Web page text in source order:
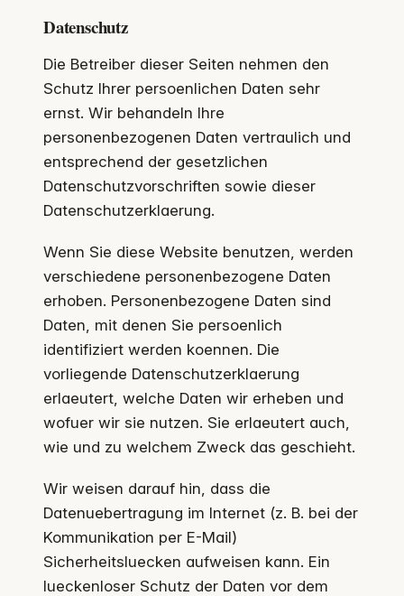
Datenschutz
Die Betreiber dieser Seiten nehmen den
Schutz Ihrer persoenlichen Daten sehr
ernst. Wir behandeln Ihre
personenbezogenen Daten vertraulich und
entsprechend der gesetzlichen
Datenschutzvorschriften sowie dieser
Datenschutzerklaerung.
Wenn Sie diese Website benutzen, werden
verschiedene personenbezogene Daten
erhoben. Personenbezogene Daten sind
Daten, mit denen Sie persoenlich
identifiziert werden koennen. Die
vorliegende Datenschutzerklaerung
erlaeutert, welche Daten wir erheben und
wofuer wir sie nutzen. Sie erlaeutert auch,
wie und zu welchem Zweck das geschieht.
Wir weisen darauf hin, dass die
Datenuebertragung im Internet (z. B. bei der
Kommunikation per E-Mail)
Sicherheitsluecken aufweisen kann. Ein
lueckenloser Schutz der Daten vor dem